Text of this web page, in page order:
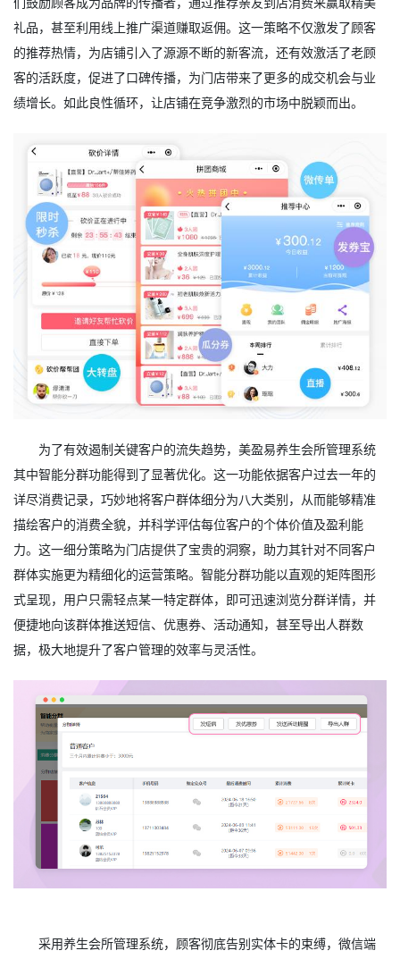
礼品，甚至利用线上推广渠道赚取返佣。这一策略不仅激发了顾客
的推荐热情，为店铺引入了源源不断的新客流，还有效激活了老顾
客的活跃度，促进了口碑传播，为门店带来了更多的成交机会与业
绩增长。如此良性循环，让店铺在竞争激烈的市场中脱颖而出。
为了有效遏制关键客户的流失趋势，美盈易养生会所管理系统
其中智能分群功能得到了显著优化。这一功能依据客户过去一年的
详尽消费记录，巧妙地将客户群体细分为八大类别，从而能够精准
描绘客户的消费全貌，并科学评估每位客户的个体价值及盈利能
力。这一细分策略为门店提供了宝贵的洞察，助力其针对不同客户
群体实施更为精细化的运营策略。智能分群功能以直观的矩阵图形
式呈现，用户只需轻点某一特定群体，即可迅速浏览分群详情，并
便捷地向该群体推送短信、优惠券、活动通知，甚至导出人群数
据，极大地提升了客户管理的效率与灵活性。
采用养生会所管理系统，顾客彻底告别实体卡的束缚，微信端